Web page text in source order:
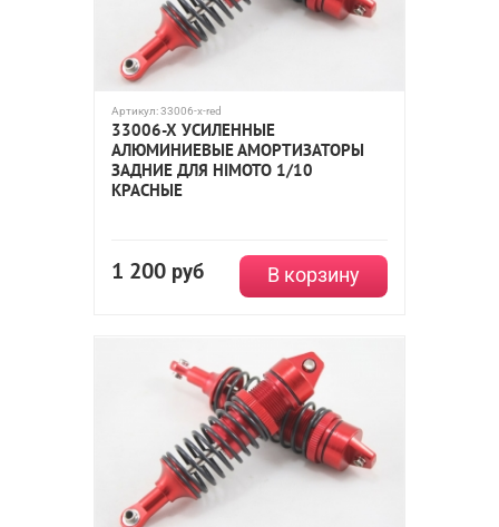
Артикул:33006-x-red
33006-X УСИЛЕННЫЕ
АЛЮМИНИЕВЫЕ АМОРТИЗАТОРЫ
ЗАДНИЕ ДЛЯ HIMOTO 1/10
КРАСНЫЕ
1 200 руб В корзину